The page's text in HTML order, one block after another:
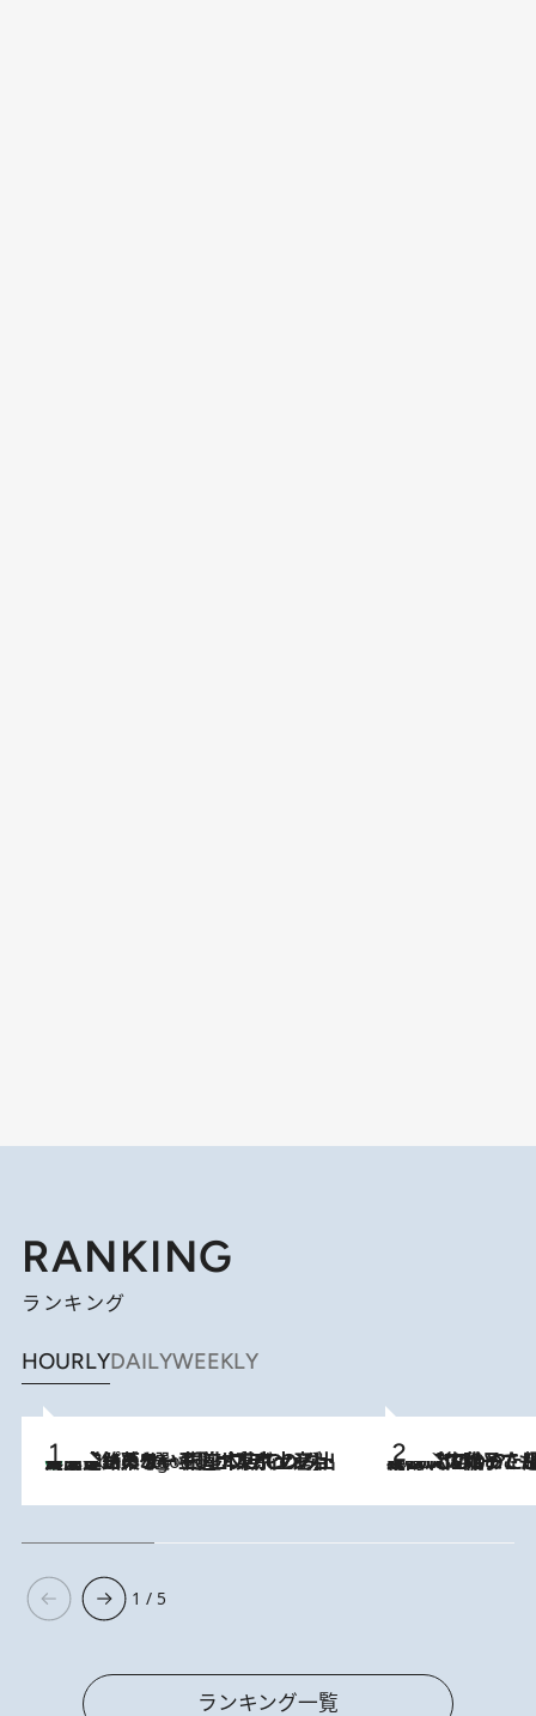
RANKING
ランキング
HOURLYDAILYWEEKLY
4 Hours Ago
【間違いのない王道・東京土産】資生堂パーラー 銀座本店でのみ出会える銘菓5選《極上プディング・濃厚チーズケーキ・ボンボンショコラほか》 2026.8.5
【阿川佐和子さんの年とる力】なぜ70代で始めた趣味は“こんなに楽しい”のか？ ピアノ、俳句…スランプに陥っても続けられる“ある秘訣”とは
1 / 5
ランキング一覧